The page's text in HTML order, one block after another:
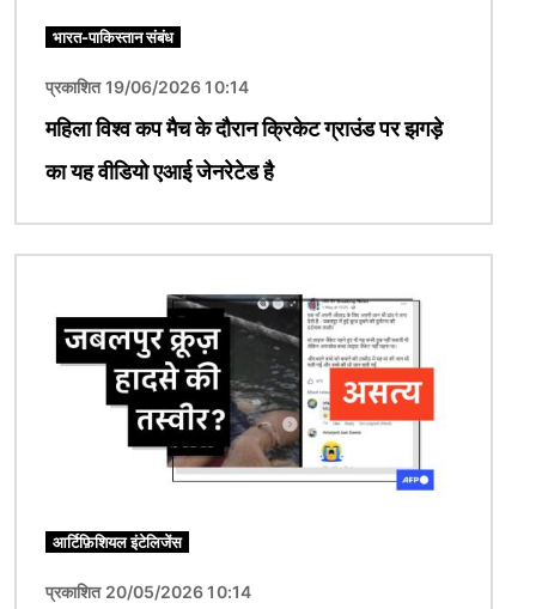
भारत-पाकिस्तान संबंध
प्रकाशित 19/06/2026 10:14
महिला विश्व कप मैच के दौरान क्रिकेट ग्राउंड पर झगड़े
का यह वीडियो एआई जेनरेटेड है
आर्टिफ़िशियल इंटेलिजेंस
प्रकाशित 20/05/2026 10:14